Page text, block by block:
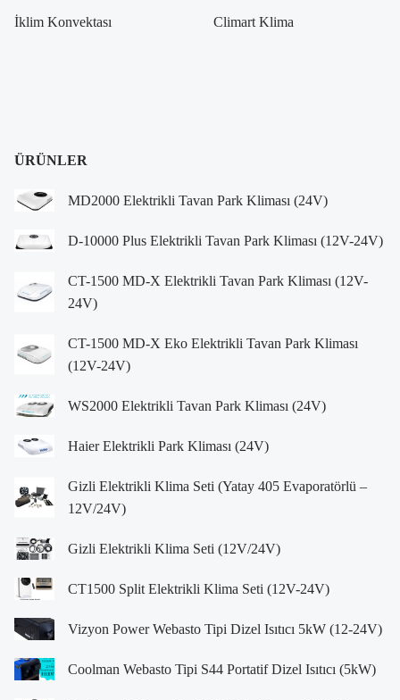
İklim Konvektası Climart Klima
ÜRÜNLER
MD2000 Elektrikli Tavan Park Kliması (24V)
D-10000 Plus Elektrikli Tavan Park Kliması (12V-24V)
CT-1500 MD-X Elektrikli Tavan Park Kliması (12V-
24V)
CT-1500 MD-X Eko Elektrikli Tavan Park Kliması
(12V-24V)
WS2000 Elektrikli Tavan Park Kliması (24V)
Haier Elektrikli Park Kliması (24V)
Gizli Elektrikli Klima Seti (Yatay 405 Evaporatörlü –
12V/24V)
Gizli Elektrikli Klima Seti (12V/24V)
CT1500 Split Elektrikli Klima Seti (12V-24V)
Vizyon Power Webasto Tipi Dizel Isıtıcı 5kW (12-24V)
Coolman Webasto Tipi S44 Portatif Dizel Isıtıcı (5kW)